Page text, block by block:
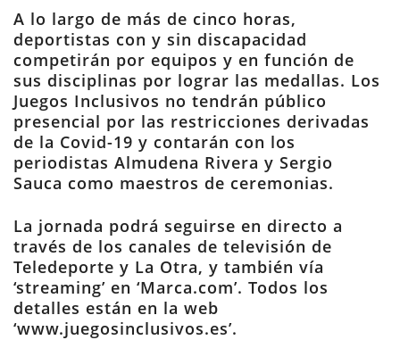
A lo largo de más de cinco horas,
deportistas con y sin discapacidad
competirán por equipos y en función de
sus disciplinas por lograr las medallas. Los
Juegos Inclusivos no tendrán público
presencial por las restricciones derivadas
de la Covid-19 y contarán con los
periodistas Almudena Rivera y Sergio
Sauca como maestros de ceremonias.
La jornada podrá seguirse en directo a
través de los canales de televisión de
Teledeporte y La Otra, y también vía
‘streaming’ en ‘Marca.com’. Todos los
detalles están en la web
‘www.juegosinclusivos.es’.